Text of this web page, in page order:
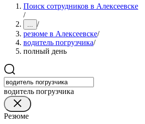
Поиск сотрудников в Алексеевске
/
... /
резюме в Алексеевске/
водитель погрузчика/
полный день
водитель погрузчика
Резюме